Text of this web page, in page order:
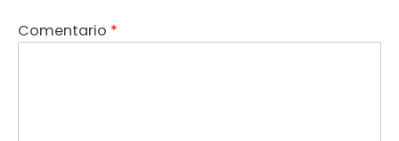
Comentario *